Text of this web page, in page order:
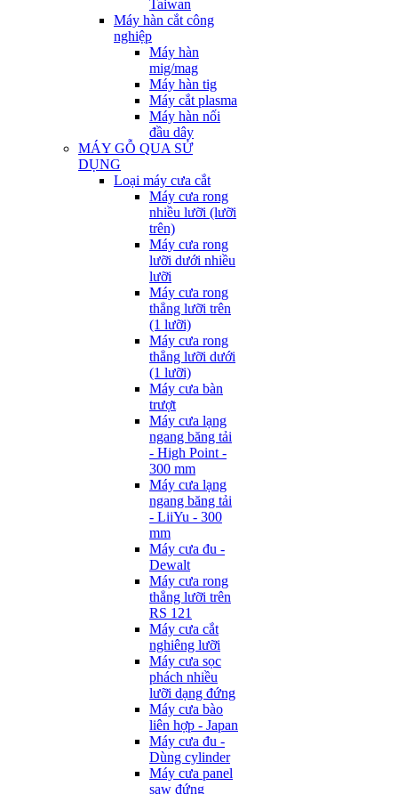
Taiwan
Máy hàn cắt công
nghiệp
Máy hàn
mig/mag
Máy hàn tig
Máy cắt plasma
Máy hàn nối
đầu dây
MÁY GỖ QUA SỬ
DỤNG
Loại máy cưa cắt
Máy cưa rong
nhiều lưỡi (lưỡi
trên)
Máy cưa rong
lưỡi dưới nhiều
lưỡi
Máy cưa rong
thẳng lưỡi trên
(1 lưỡi)
Máy cưa rong
thẳng lưỡi dưới
(1 lưỡi)
Máy cưa bàn
trượt
Máy cưa lạng
ngang băng tải
- High Point -
300 mm
Máy cưa lạng
ngang băng tải
- LiiYu - 300
mm
Máy cưa đu -
Dewalt
Máy cưa rong
thẳng lưỡi trên
RS 121
Máy cưa cắt
nghiêng lưỡi
Máy cưa sọc
phách nhiều
lưỡi dạng đứng
Máy cưa bào
liên hợp - Japan
Máy cưa đu -
Dùng cylinder
Máy cưa panel
saw đứng